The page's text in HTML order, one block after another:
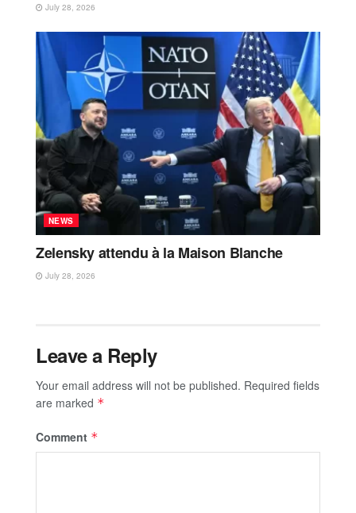
July 28, 2026
NEWS
Zelensky attendu à la Maison Blanche
July 28, 2026
Leave a Reply
Your email address will not be published. Required fields
are marked *
Comment *